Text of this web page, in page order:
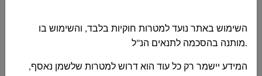
השימוש באתר נועד למטרות חוקיות בלבד, והשימוש בו
מותנה בהסכמה לתנאים הנ"ל.
המידע יישמר רק כל עוד הוא דרוש למטרות שלשמן נאסף,